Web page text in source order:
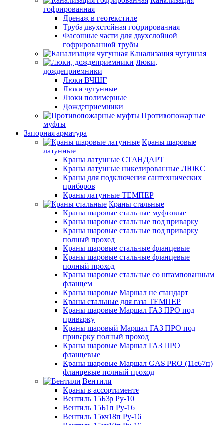
гофрированная
Дренаж в геотекстиле
Труба двухстойная гофрированная
Фасонные части для двухслойной
гофрированной трубы
Канализация чугунная
Люки,
дождеприемники
Люки ВЧШГ
Люки чугунные
Люки полимерные
Дождеприемники
Противопожарные
муфты
Запорная арматура
Краны шаровые
латунные
Краны латунные СТАНДАРТ
Краны латунные никелированные ЛЮКС
Краны для подключения сантехнических
приборов
Краны латунные ТЕМПЕР
Краны стальные
Краны шаровые стальные муфтовые
Краны шаровые стальные под приварку
Краны шаровые стальные под приварку
полный проход
Краны шаровые стальные фланцевые
Краны шаровые стальные фланцевые
полный проход
Краны шаровые стальные со штампованным
фланцем
Краны шаровые Маршал не стандарт
Краны стальные для газа ТЕМПЕР
Краны шаровые Маршал ГАЗ ПРО под
приварку
Краны шаровый Маршал ГАЗ ПРО под
приварку полный проход
Краны шаровые Маршал ГАЗ ПРО
фланцевые
Краны шаровые Маршал GAS PRO (11с67п)
фланцевые полный проход
Вентили
Краны в ассортименте
Вентиль 15Б3р Ру-10
Вентиль 15Б1п Ру-16
Вентиль 15кч18п Ру-16